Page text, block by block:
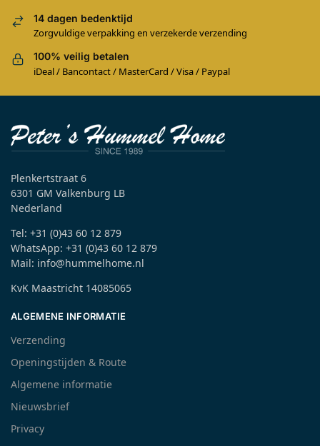
14 dagen bedenktijd
Zorgvuldige verpakking en verzekerde verzending
100% veilig betalen
iDeal / Bancontact / MasterCard / Visa / Paypal
Plenkertstraat 6
6301 GM Valkenburg LB
Nederland
Tel: +31 (0)43 60 12 879
WhatsApp: +31 (0)43 60 12 879
Mail: info@hummelhome.nl
KvK Maastricht 14085065
ALGEMENE INFORMATIE
Verzending
Openingstijden & Route
Algemene informatie
Nieuwsbrief
Privacy